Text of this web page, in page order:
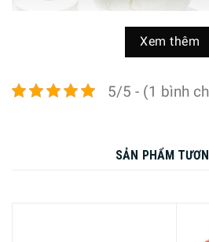
chất liệu sứ xương độc đáo, sản
Xem thêm
5/5 - (1 bình
SẢN PHẨM